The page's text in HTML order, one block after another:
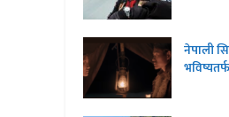
नेपाली
भविष्यतर्फ